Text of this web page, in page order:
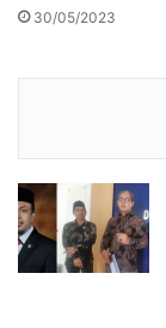
30/05/2023